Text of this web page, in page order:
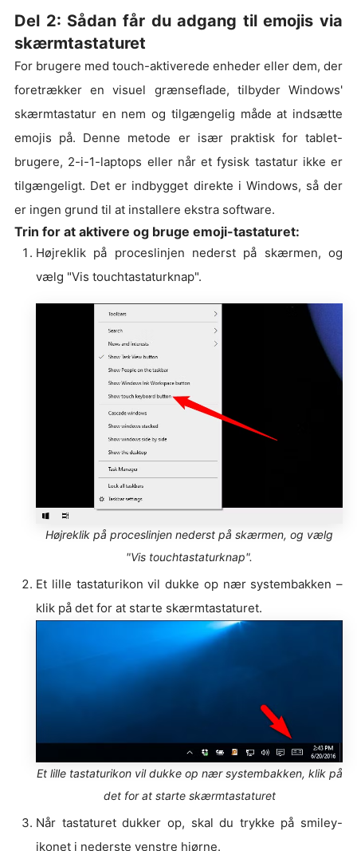
Del 2: Sådan får du adgang til emojis via
skærmtastaturet
For brugere med touch-aktiverede enheder eller dem, der
foretrækker en visuel grænseflade, tilbyder Windows'
skærmtastatur en nem og tilgængelig måde at indsætte
emojis på. Denne metode er især praktisk for tablet-
brugere, 2-i-1-laptops eller når et fysisk tastatur ikke er
tilgængeligt. Det er indbygget direkte i Windows, så der
er ingen grund til at installere ekstra software.
Trin for at aktivere og bruge emoji-tastaturet:
Højreklik på proceslinjen nederst på skærmen, og
vælg "Vis touchtastaturknap".
Højreklik på proceslinjen nederst på skærmen, og vælg
"Vis touchtastaturknap".
Et lille tastaturikon vil dukke op nær systembakken –
klik på det for at starte skærmtastaturet.
Et lille tastaturikon vil dukke op nær systembakken, klik på
det for at starte skærmtastaturet
Når tastaturet dukker op, skal du trykke på smiley-
ikonet i nederste venstre hjørne.